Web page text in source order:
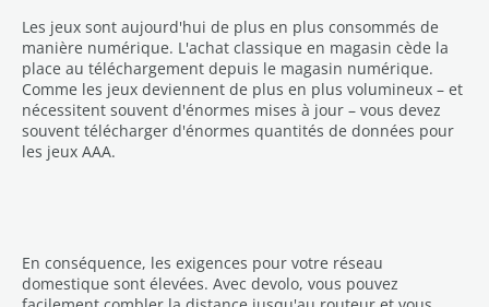
Les jeux sont aujourd'hui de plus en plus consommés de
manière numérique. L'achat classique en magasin cède la
place au téléchargement depuis le magasin numérique.
Comme les jeux deviennent de plus en plus volumineux – et
nécessitent souvent d'énormes mises à jour – vous devez
souvent télécharger d'énormes quantités de données pour
les jeux AAA.
En conséquence, les exigences pour votre réseau
domestique sont élevées. Avec devolo, vous pouvez